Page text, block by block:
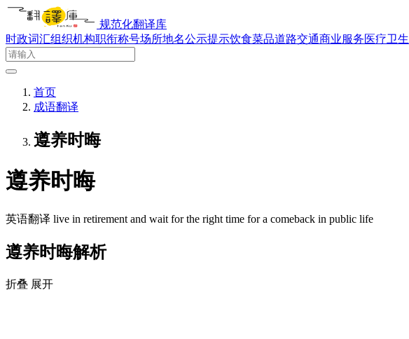
规范化翻译库
时政词汇组织机构职衔称号场所地名公示提示饮食菜品道路交通商业服务医疗卫生
首页
成语翻译
遵养时晦
遵养时晦
英语翻译 live in retirement and wait for the right time for a comeback in public life
遵养时晦解析
折叠 展开